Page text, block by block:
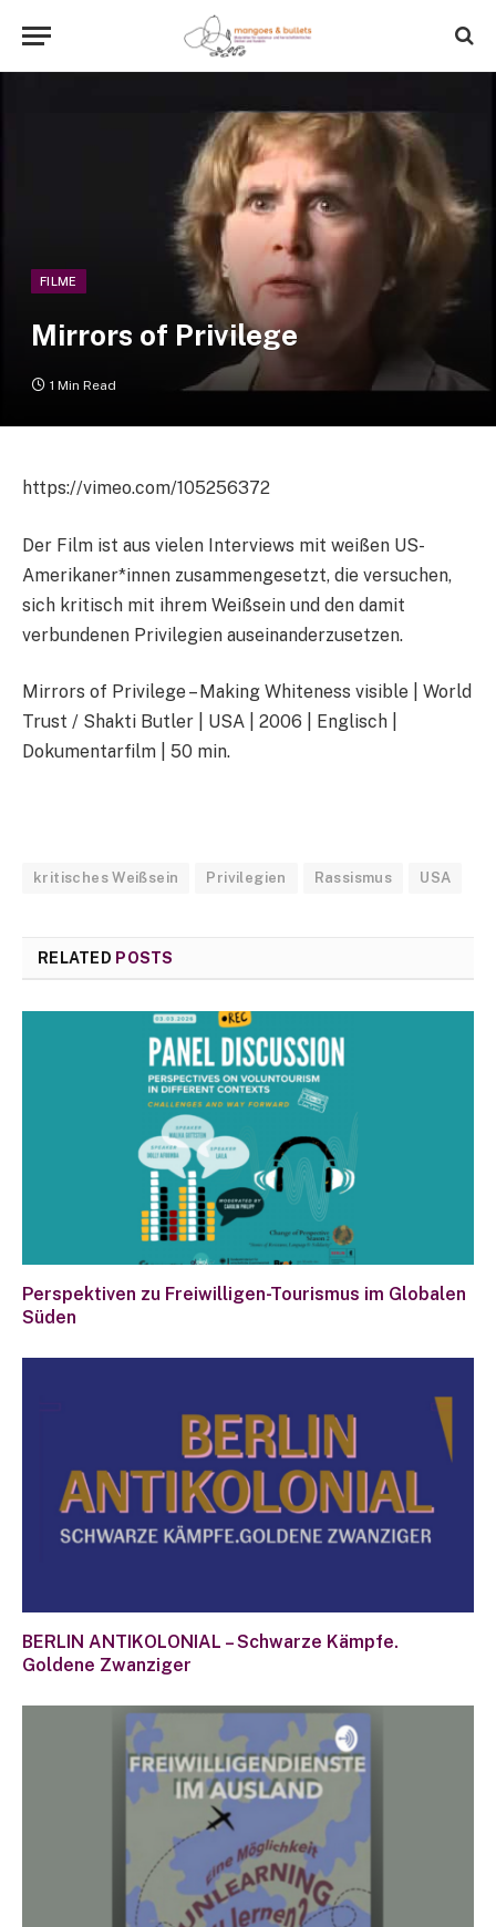
FILME
Mirrors of Privilege
1 Min Read
https://vimeo.com/105256372
Der Film ist aus vielen Interviews mit weißen US-
Amerikaner*innen zusammengesetzt, die versuchen,
sich kritisch mit ihrem Weißsein und den damit
verbundenen Privilegien auseinanderzusetzen.
Mirrors of Privilege – Making Whiteness visible | World
Trust / Shakti Butler | USA | 2006 | Englisch |
Dokumentarfilm | 50 min.
kritisches Weißsein Privilegien Rassismus USA
RELATED POSTS
Perspektiven zu Freiwilligen-Tourismus im Globalen
Süden
BERLIN ANTIKOLONIAL – Schwarze Kämpfe.
Goldene Zwanziger